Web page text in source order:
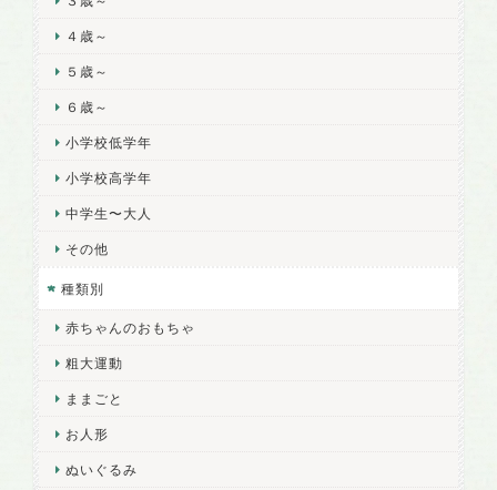
４歳～
５歳～
６歳～
小学校低学年
小学校高学年
中学生〜大人
その他
種類別
赤ちゃんのおもちゃ
粗大運動
ままごと
お人形
ぬいぐるみ